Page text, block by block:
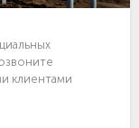
клиентами